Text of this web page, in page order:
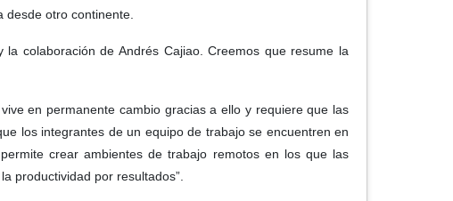
otro continente.
colaboración de Andrés Cajiao. Creemos que resume la
en permanente cambio gracias a ello y requiere que las
los integrantes de un equipo de trabajo se encuentren en
crear ambientes de trabajo remotos en los que las
productividad por resultados”.